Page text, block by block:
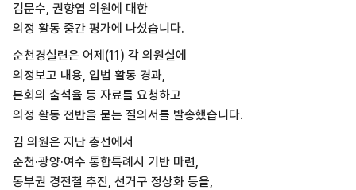
김문수, 권향엽 의원에 대한
의정 활동 중간 평가에 나섰습니다.
순천경실련은 어제(11) 각 의원실에
의정보고 내용, 입법 활동 경과,
본회의 출석율 등 자료를 요청하고
의정 활동 전반을 묻는 질의서를 발송했습니다.
김 의원은 지난 총선에서
순천·광양·여수 통합특례시 기반 마련,
동부권 경전철 추진, 선거구 정상화 등을,